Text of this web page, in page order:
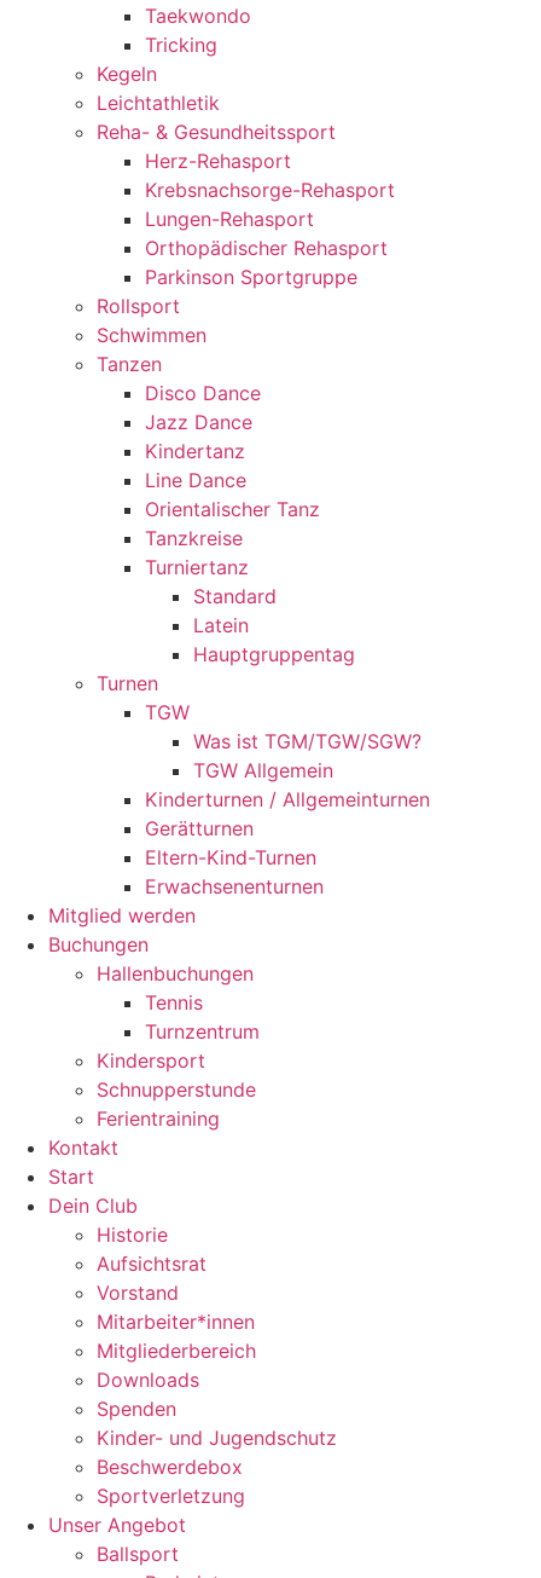
Taekwondo
Tricking
Kegeln
Leichtathletik
Reha- & Gesundheitssport
Herz-Rehasport
Krebsnachsorge-Rehasport
Lungen-Rehasport
Orthopädischer Rehasport
Parkinson Sportgruppe
Rollsport
Schwimmen
Tanzen
Disco Dance
Jazz Dance
Kindertanz
Line Dance
Orientalischer Tanz
Tanzkreise
Turniertanz
Standard
Latein
Hauptgruppentag
Turnen
TGW
Was ist TGM/TGW/SGW?
TGW Allgemein
Kinderturnen / Allgemeinturnen
Gerätturnen
Eltern-Kind-Turnen
Erwachsenenturnen
Mitglied werden
Buchungen
Hallenbuchungen
Tennis
Turnzentrum
Kindersport
Schnupperstunde
Ferientraining
Kontakt
Start
Dein Club
Historie
Aufsichtsrat
Vorstand
Mitarbeiter*innen
Mitgliederbereich
Downloads
Spenden
Kinder- und Jugendschutz
Beschwerdebox
Sportverletzung
Unser Angebot
Ballsport